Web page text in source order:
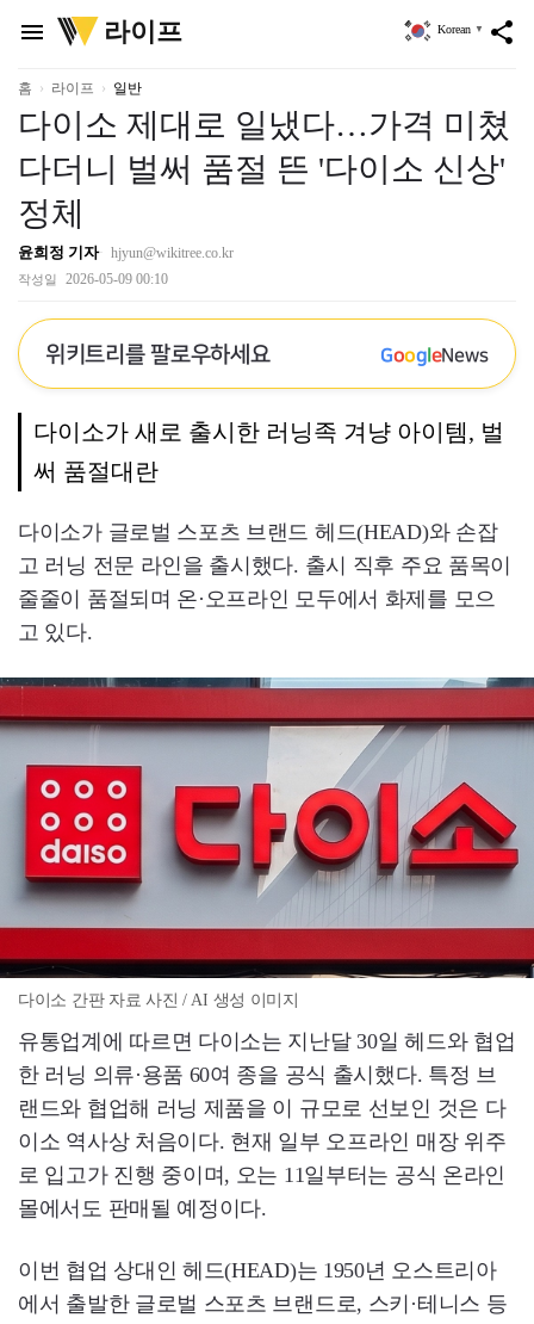
menu
위
키
리
라이프 share
Korean ▼
홈 라이프 일반
다이소 제대로 일냈다…가격 미쳤
다더니 벌써 품절 뜬 '다이소 신상'
정체
윤희정 기자 hjyun@wikitree.co.kr
작성일 2026-05-09 00:10
위키트리를 팔로우하세요 GoogleNews
다이소가 새로 출시한 러닝족 겨냥 아이템, 벌
써 품절대란
다이소가 글로벌 스포츠 브랜드 헤드(HEAD)와 손잡
고 러닝 전문 라인을 출시했다. 출시 직후 주요 품목이
줄줄이 품절되며 온·오프라인 모두에서 화제를 모으
고 있다.
다이소 간판 자료 사진 / AI 생성 이미지
유통업계에 따르면 다이소는 지난달 30일 헤드와 협업
한 러닝 의류·용품 60여 종을 공식 출시했다. 특정 브
랜드와 협업해 러닝 제품을 이 규모로 선보인 것은 다
이소 역사상 처음이다. 현재 일부 오프라인 매장 위주
로 입고가 진행 중이며, 오는 11일부터는 공식 온라인
몰에서도 판매될 예정이다.
이번 협업 상대인 헤드(HEAD)는 1950년 오스트리아
에서 출발한 글로벌 스포츠 브랜드로, 스키·테니스 등